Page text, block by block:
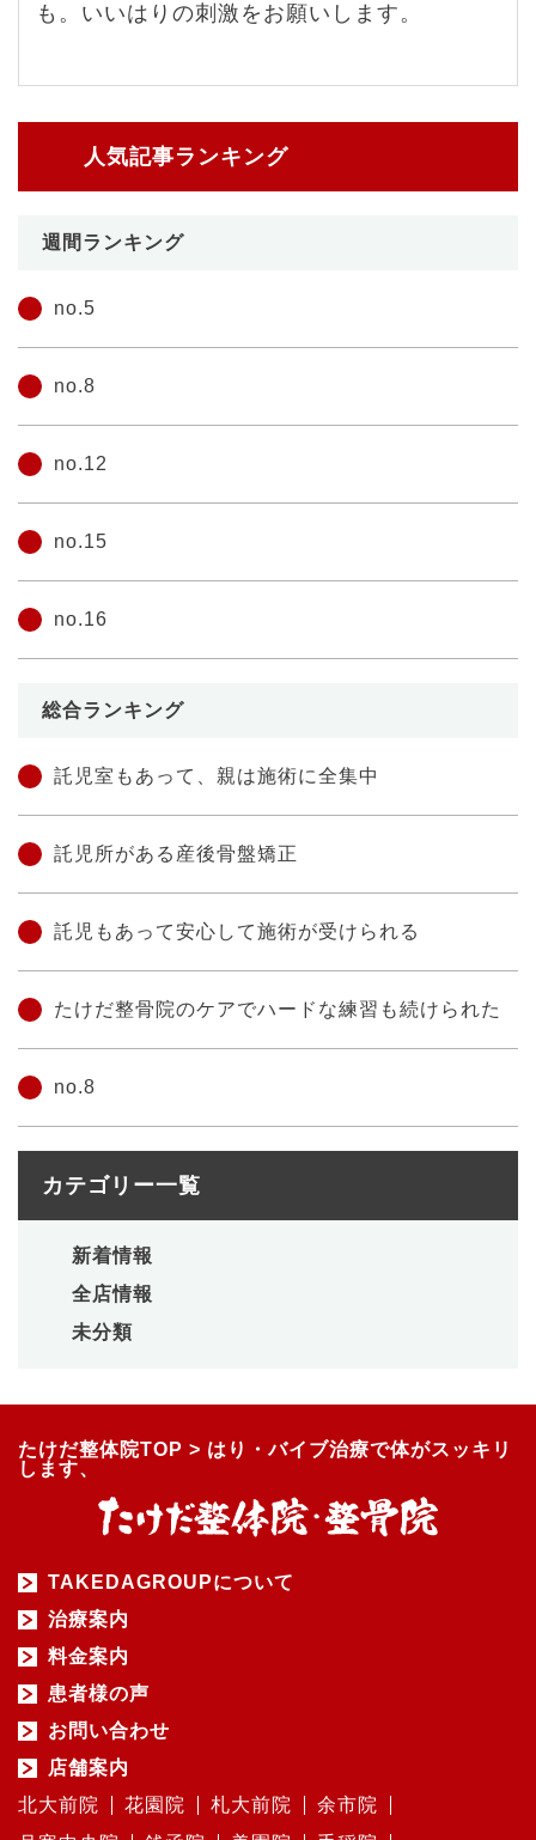
も。いいはりの刺激をお願いします。
人気記事ランキング
週間ランキング
no.5
no.8
no.12
no.15
no.16
総合ランキング
託児室もあって、親は施術に全集中
託児所がある産後骨盤矯正
託児もあって安心して施術が受けられる
たけだ整骨院のケアでハードな練習も続けられた
no.8
カテゴリー一覧
新着情報
全店情報
未分類
たけだ整体院TOP > はり・バイブ治療で体がスッキリ
します、
TAKEDAGROUPについて
治療案内
料金案内
患者様の声
お問い合わせ
店舗案内
北大前院
花園院 札大前院
余市院